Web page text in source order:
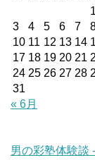
1
3
4 5 6 7
10 11 12 13 14
17 18 19 20 21
24 25 26 27 28
31
« 6月
男の彩塾体験談